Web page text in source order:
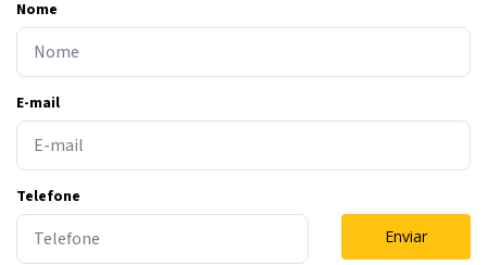
Nome
E-mail
Telefone
Enviar